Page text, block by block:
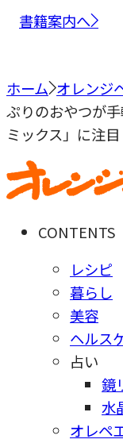
書籍案内へ
ホーム オレンジ
ぷりのおやつが
ミックス」に注目
CONTENTS
レシピ
暮らし
美容
ヘルス
占い
鏡
水
オレペ